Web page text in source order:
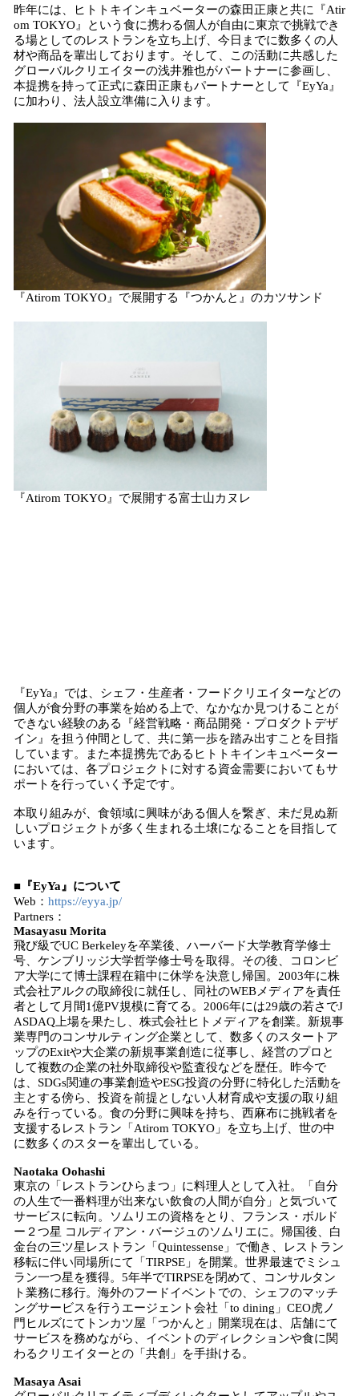
昨年には、ヒトトキインキュベーターの森田正康と共に『Atir
om TOKYO』という食に携わる個人が自由に東京で挑戦でき
る場としてのレストランを立ち上げ、今日までに数多くの人
材や商品を輩出しております。そして、この活動に共感した
グローバルクリエイターの浅井雅也がパートナーに参画し、
本提携を持って正式に森田正康もパートナーとして『EyYa』
に加わり、法人設立準備に入ります。
『Atirom TOKYO』で展開する『つかんと』のカツサンド
『Atirom TOKYO』で展開する富士山カヌレ
『EyYa』では、シェフ・生産者・フードクリエイターなどの
個人が食分野の事業を始める上で、なかなか見つけることが
できない経験のある『経営戦略・商品開発・プロダクトデザ
イン』を担う仲間として、共に第一歩を踏み出すことを目指
しています。また本提携先であるヒトトキインキュベーター
においては、各プロジェクトに対する資金需要においてもサ
ポートを行っていく予定です。
本取り組みが、食領域に興味がある個人を繋ぎ、未だ見ぬ新
しいプロジェクトが多く生まれる土壌になることを目指して
います。
■『EyYa』について
Web： https://eyya.jp/
Partners：
Masayasu Morita
飛び級でUC Berkeleyを卒業後、ハーバード大学教育学修士
号、ケンブリッジ大学哲学修士号を取得。その後、コロンビ
ア大学にて博士課程在籍中に休学を決意し帰国。2003年に株
式会社アルクの取締役に就任し、同社のWEBメディアを責任
者として月間1億PV規模に育てる。2006年には29歳の若さでJ
ASDAQ上場を果たし、株式会社ヒトメディアを創業。新規事
業専門のコンサルティング企業として、数多くのスタートア
ップのExitや大企業の新規事業創造に従事し、経営のプロと
して複数の企業の社外取締役や監査役などを歴任。昨今で
は、SDGs関連の事業創造やESG投資の分野に特化した活動を
主とする傍ら、投資を前提としない人材育成や支援の取り組
みを行っている。食の分野に興味を持ち、西麻布に挑戦者を
支援するレストラン「Atirom TOKYO」を立ち上げ、世の中
に数多くのスターを輩出している。
Naotaka Oohashi
東京の「レストランひらまつ」に料理人として入社。「自分
の人生で一番料理が出来ない飲食の人間が自分」と気づいて
サービスに転向。ソムリエの資格をとり、フランス・ボルド
ー２つ星 コルディアン・バージュのソムリエに。帰国後、白
金台の三ツ星レストラン「Quintessense」で働き、レストラン
移転に伴い同場所にて「TIRPSE」を開業。世界最速でミシュ
ラン一つ星を獲得。5年半でTIRPSEを閉めて、コンサルタン
ト業務に移行。海外のフードイベントでの、シェフのマッチ
ングサービスを行うエージェント会社「to dining」CEO虎ノ
門ヒルズにてトンカツ屋「つかんと」開業現在は、店舗にて
サービスを務めながら、イベントのディレクションや食に関
わるクリエイターとの「共創」を手掛ける。
Masaya Asai